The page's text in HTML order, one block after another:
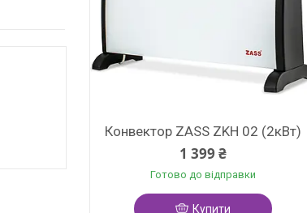
Конвектор ZASS ZKH 02 (2кВт)
1 399 ₴
Готово до відправки
Купити